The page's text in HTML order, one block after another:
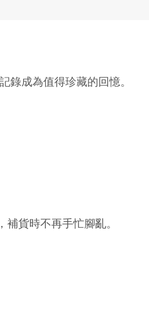
錄成為值得珍藏的回憶。
貨時不再手忙腳亂。